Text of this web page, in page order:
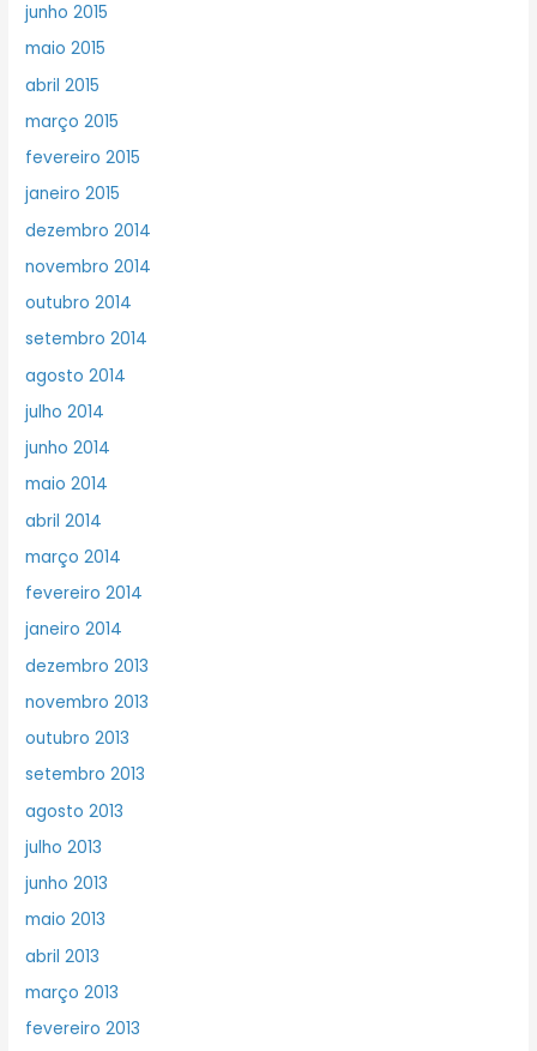
junho 2015
maio 2015
abril 2015
março 2015
fevereiro 2015
janeiro 2015
dezembro 2014
novembro 2014
outubro 2014
setembro 2014
agosto 2014
julho 2014
junho 2014
maio 2014
abril 2014
março 2014
fevereiro 2014
janeiro 2014
dezembro 2013
novembro 2013
outubro 2013
setembro 2013
agosto 2013
julho 2013
junho 2013
maio 2013
abril 2013
março 2013
fevereiro 2013